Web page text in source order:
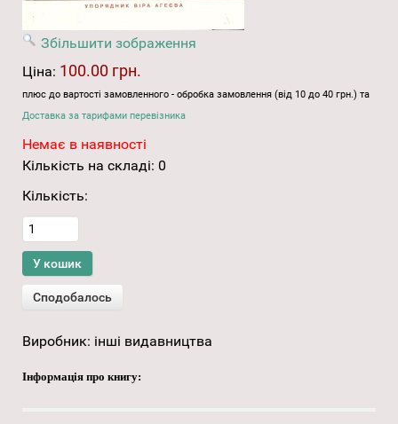
Збільшити зображення
Ціна: 100.00 грн.
плюс до вартості замовленного - обробка замовлення (від 10 до 40 грн.) та
Доставка за тарифами перевізника
Немає в наявності
Кількість на складі: 0
Кількість:
Виробник: інші видавництва
Інформація про книгу: